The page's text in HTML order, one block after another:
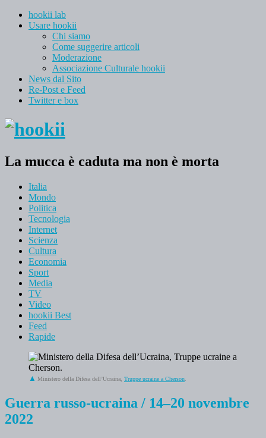
hookii lab
Usare hookii
Chi siamo
Come suggerire articoli
Moderazione
Associazione Culturale hookii
News dal Sito
Re-Post e Feed
Twitter e box
La mucca è caduta ma non è morta
Italia
Mondo
Politica
Tecnologia
Internet
Scienza
Cultura
Economia
Sport
Media
TV
Video
hookii Best
Feed
Rapide
Ministero della Difesa dell’Ucraina, Truppe ucraine a Cherson
Guerra russo-ucraina / 14–20 novembre
2022